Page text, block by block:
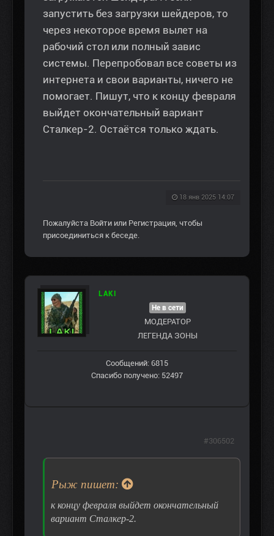
запустить без загрузки шейдеров, то
через некоторое время вылет на
рабочий стол или полный завис
системы. Перепробовал все советы из
интернета и свои варианты, ничего не
помогает. Пишут, что к концу февраля
выйдет окончательный вариант
Сталкер-2. Остаётся только ждать.
18 янв 2025 14:07
Пожалуйста Войти или Регистрация, чтобы
присоединиться к беседе.
LAKI
Не в сети
МОДЕРАТОР
ЛЕГЕНДА ЗОНЫ
Сообщений: 6815
Спасибо получено: 52497
Рыж пишет:
к концу февраля выйдет окончательный
вариант Сталкер-2.
#306502